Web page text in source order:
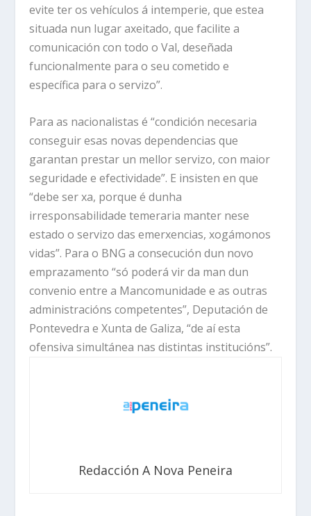
evite ter os vehículos á intemperie, que estea
situada nun lugar axeitado, que facilite a
comunicación con todo o Val, deseñada
funcionalmente para o seu cometido e
específica para o servizo”.
Para as nacionalistas é “condición necesaria
conseguir esas novas dependencias que
garantan prestar un mellor servizo, con maior
seguridade e efectividade”. E insisten en que
“debe ser xa, porque é dunha
irresponsabilidade temeraria manter nese
estado o servizo das emerxencias, xogámonos
vidas”. Para o BNG a consecución dun novo
emprazamento “só poderá vir da man dun
convenio entre a Mancomunidade e as outras
administracións competentes”, Deputación de
Pontevedra e Xunta de Galiza, “de aí esta
ofensiva simultánea nas distintas institucións”.
Redacción A Nova Peneira